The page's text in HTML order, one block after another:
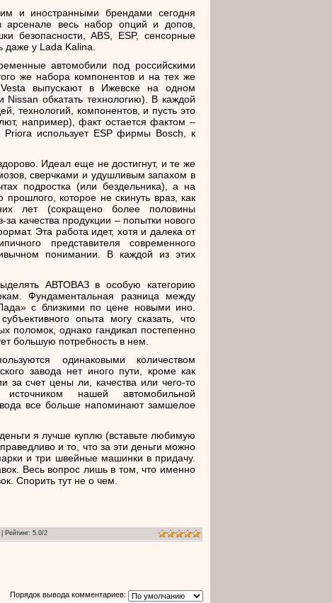
и иностранными брендами сегодня
весь набор опций и допов,
безопасности, ABS, ESP, сенсорные
даже у Lada Kalina.
автомобили под российскими
же набора компонентов и на тех же
выпускают в Ижевске на одном
обкатать технологию). В каждой
технологий, компонентов, и пусть это
например), факт остается фактом –
использует ESP фирмы Bosch, к
Идеал еще не достигнут, и те же
сверчками и удушливым запахом в
подростка (или бездельника), а на
которое не скинуть враз, как
лет (сокращено более половины
качества продукции – попытки нового
Эта работа идет, хотя и далека от
представителя современного
понимании. В каждой из этих
АВТОВАЗ в особую категорию
Фундаментальная разница между
с близкими по цене новыми ино.
опыта могу сказать, что
поломок, однако гандикап постепенно
большую потребность в нем.
одинаковыми количеством
завода нет иного пути, кроме как
за счет цены ли, качества или чего-то
нашей автомобильной
все больше напоминают замшелое
я лучше куплю (вставьте любимую
и то, что за эти деньги можно
и три швейные машинки в придачу.
Весь вопрос лишь в том, что именно
Спорить тут не о чем.
Рейтинг: 5.0/2
Порядок вывода комментариев: